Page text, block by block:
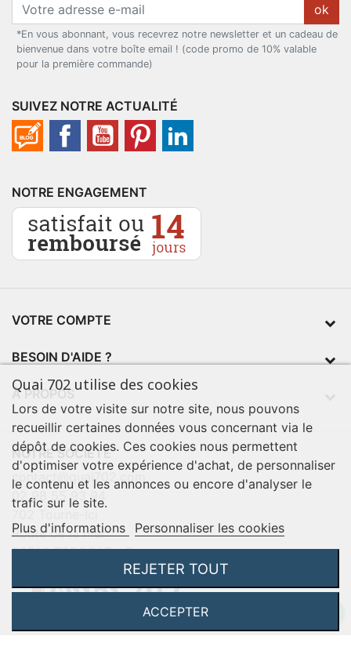
ok
*En vous abonnant, vous recevrez notre newsletter et un cadeau de
bienvenue dans votre boîte email ! (code promo de 10% valable
pour la première commande)
SUIVEZ NOTRE ACTUALITÉ
NOTRE ENGAGEMENT
VOTRE COMPTE
BESOIN D'AIDE ?
À PROPOS
NOTRE SOCIÉTÉ
contact@quai702.com
02 98 55 93 94
Route de la mer
29720 TREOGAT - France
Quai 702 utilise des cookies
Lors de votre visite sur notre site, nous pouvons
recueillir certaines données vous concernant via le
dépôt de cookies. Ces cookies nous permettent
d'optimiser votre expérience d'achat, de personnaliser
le contenu et les annonces ou encore d'analyser le
trafic sur le site.
Plus d'informations
Personnaliser les cookies
REJETER TOUT
ACCEPTER